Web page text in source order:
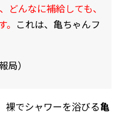
どんなに補給しても、
これは、亀ちゃんフ
局）
裸でシャワーを浴びる亀